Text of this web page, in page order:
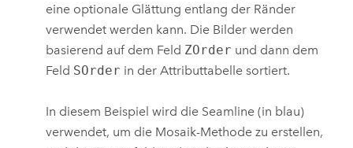
eine optionale Glättung entlang der Ränder
verwendet werden kann. Die Bilder werden
basierend auf dem Feld ZOrder und dann dem
Feld SOrder in der Attributtabelle sortiert.
In diesem Beispiel wird die Seamline (in blau)
verwendet, um die Mosaik-Methode zu erstellen,